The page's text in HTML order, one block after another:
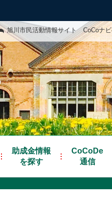
旭川市民活動情報サイト CoCoナ
助成金情報
を探す
CoCoDe
通信